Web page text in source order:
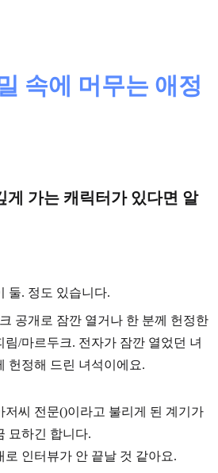
속에 머무는 애정
게 가는 캐릭터가 있다면 알
둘. 정도 있습니다.
공개로 잠깐 열거나 한 분께 헌정한
/마르두크. 전자가 잠깐 열었던 녀
헌정해 드린 녀석이에요.
저씨 전문()이라고 불리게 된 계기가
묘하긴 합니다.
로 인터뷰가 안 끝날 것 같아요.